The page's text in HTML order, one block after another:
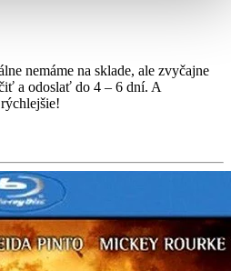
nemáme na sklade, ale zvyčajne
a odoslať do 4 – 6 dní. A